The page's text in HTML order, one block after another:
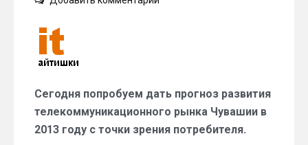
года)
Сегодня попробуем дать прогноз развития
телекоммуникационного рынка Чувашии в
2013 году с точки зрения потребителя.